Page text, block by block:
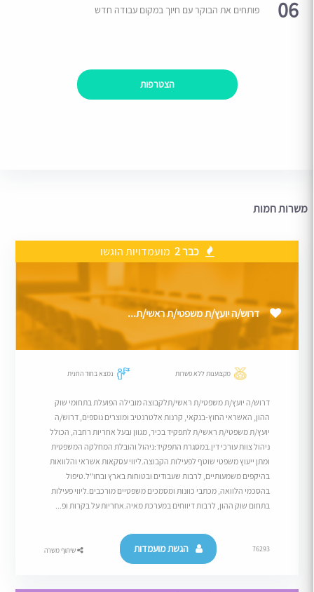
06 פותחים את הבוקר עם חיוך במקום עבודה חדש
הצטרפות
משרות חמות
כבר 2 מועמדויות הוגשו
דרוש/ה יועץ/ת משפטי/ת ראשי/ת...
מקצוענות ללא פשרות נמצא בחוד החנית
דרוש/ה יועץ/ת משפטי/ת ראשי/תלקבוצה מובילה הפועלת בתחומי שוק
ההון, האשראי החוץ-בנקאי, קרנות אלטרנטיב ומוצרים נוספים, דרוש/ה
יועץ/ת משפטי/ת ראשי/ת לתפקיד בכיר, מגוון ובעל אחריות רחבה, הכולל
ניהול צוות עורכי דין.במסגרת התפקיד:ניהול והובלת המחלקה המשפטית
ומתן ייעוץ משפטי שוטף לפעילות הקבוצה.ליווי עסקאות אשראי והלוואות
בהיקפים משמעותיים, לרבות שעבודים ובטוחות בארץ ובחו"ל.טיפול
בהסכמי הלוואה, מכתבי כוונות ומסמכים משפטיים מורכבים.ליווי פעילות
בתחום שוק ההון, לרבות דיווחים במערכת מאיה.אחריות על בקרות ופ...
76293 הגשת מועמדות שיתוף משרה